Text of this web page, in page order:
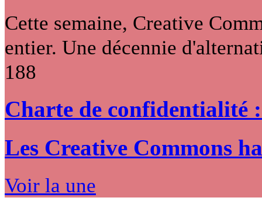
Cette semaine, Creative
entier. Une décennie
188
Charte de confidentialité
Les Creative Commons
Voir la une